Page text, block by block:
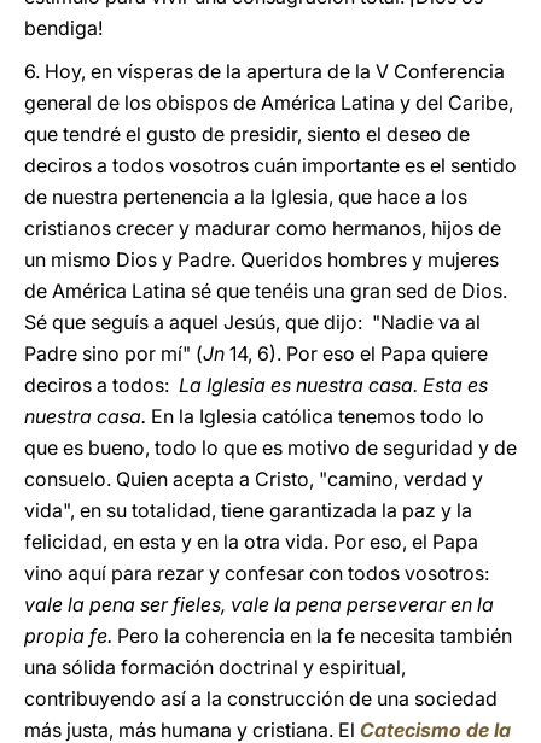
bendiga!
6. Hoy, en vísperas de la apertura de la V Conferencia
general de los obispos de América Latina y del Caribe,
que tendré el gusto de presidir, siento el deseo de
deciros a todos vosotros cuán importante es el sentido
de nuestra pertenencia a la Iglesia, que hace a los
cristianos crecer y madurar como hermanos, hijos de
un mismo Dios y Padre. Queridos hombres y mujeres
de América Latina sé que tenéis una gran sed de Dios.
Sé que seguís a aquel Jesús, que dijo: "Nadie va al
Padre sino por mí" (Jn 14, 6). Por eso el Papa quiere
deciros a todos: La Iglesia es nuestra casa. Esta es
nuestra casa. En la Iglesia católica tenemos todo lo
que es bueno, todo lo que es motivo de seguridad y de
consuelo. Quien acepta a Cristo, "camino, verdad y
vida", en su totalidad, tiene garantizada la paz y la
felicidad, en esta y en la otra vida. Por eso, el Papa
vino aquí para rezar y confesar con todos vosotros:
vale la pena ser fieles, vale la pena perseverar en la
propia fe. Pero la coherencia en la fe necesita también
una sólida formación doctrinal y espiritual,
contribuyendo así a la construcción de una sociedad
más justa, más humana y cristiana. El Catecismo de la